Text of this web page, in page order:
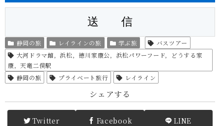
静岡の旅 レイラインの旅 学ぶ旅
バスツアー
大河ドラマ館，浜松，徳川家康公，浜松パワーフード，どうする家
康，天竜二俣駅
静岡の旅
プライベート旅行 レイライン
シェアする
Twitter Facebook LINE